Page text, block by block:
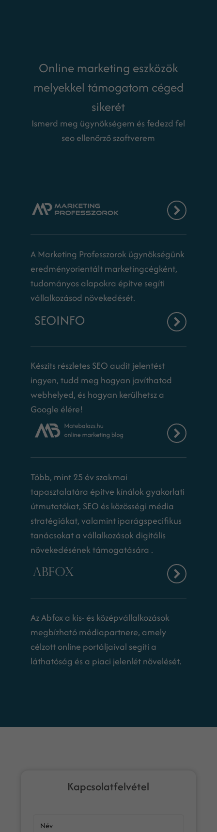
Online marketing eszközök
melyekkel támogatom céged
sikerét
Ismerd meg ügynökségem és fedezd fel
seo ellenőrző szoftverem
A Marketing Professzorok ügynökségünk
eredményorientált marketingcégként,
tudományos alapokra építve segíti
vállalkozásod növekedését.
Készíts részletes SEO audit jelentést
ingyen, tudd meg hogyan javíthatod
webhelyed, és hogyan kerülhetsz a
Google élére!
Több, mint 25 év szakmai
tapasztalatára építve kínálok gyakorlati
útmutatókat, SEO és közösségi média
stratégiákat, valamint iparágspecifikus
tanácsokat a vállalkozások digitális
növekedésének támogatására .
Az Abfox a kis- és középvállalkozások
megbízható médiapartnere, amely
célzott online portáljaival segíti a
láthatóság és a piaci jelenlét növelését.
Kapcsolatfelvétel
Név